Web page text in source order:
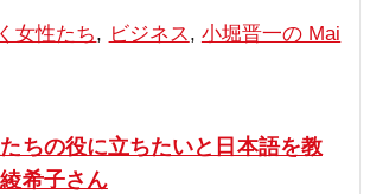
女性たち, ビジネス, 小堀晋一の Mai
ちの役に立ちたいと日本語を教
希子さん